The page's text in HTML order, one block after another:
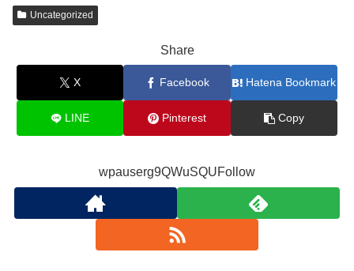
Uncategorized
Share
X Facebook Hatena Bookmark
LINE Pinterest Copy
wpauserg9QWuSQUFollow